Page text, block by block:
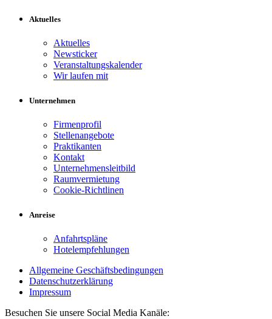
Aktuelles
Aktuelles
Newsticker
Veranstaltungskalender
Wir laufen mit
Unternehmen
Firmenprofil
Stellenangebote
Praktikanten
Kontakt
Unternehmensleitbild
Raumvermietung
Cookie-Richtlinen
Anreise
Anfahrtspläne
Hotelempfehlungen
Allgemeine Geschäftsbedingungen
Datenschutzerklärung
Impressum
Besuchen Sie unsere Social Media Kanäle: